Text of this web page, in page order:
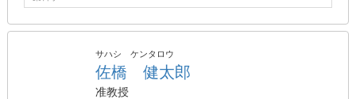
サハシ ケンタロウ
佐橋 健太郎
准教授